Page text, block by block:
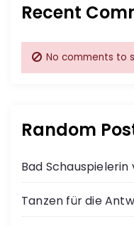
Recent
No comments to
Random
Bad
Tanzen für die